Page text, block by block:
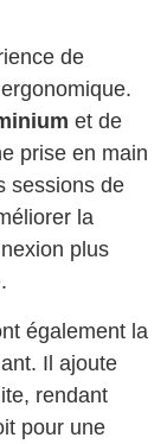
de
et de
prise en main
sessions de
la
plus
également la
Il ajoute
rendant
pour une